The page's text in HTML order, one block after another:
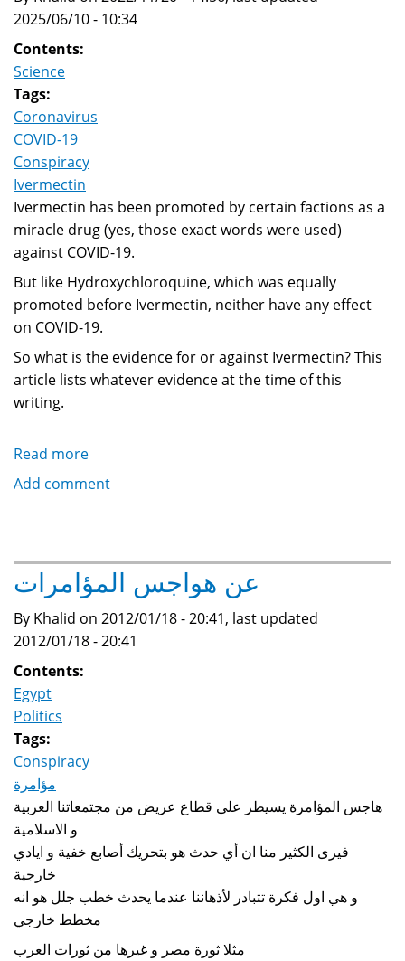
2025/06/10 - 10:34
Contents:
Science
Tags:
Coronavirus
COVID-19
Conspiracy
Ivermectin
Ivermectin has been promoted by certain factions as a
miracle drug (yes, those exact words were used)
against COVID-19.
But like Hydroxychloroquine, which was equally
promoted before Ivermectin, neither have any effect
on COVID-19.
So what is the evidence for or against Ivermectin? This
article lists whatever evidence at the time of this
writing.
Read more
Evidence
For
COVID-
19
Add comment
عن هواجس المؤامرات
By Khalid on 2012/01/18 - 20:41, last updated
2012/01/18 - 20:41
Contents:
Egypt
Politics
Tags:
Conspiracy
مؤامرة
هاجس المؤامرة يسيطر على قطاع عريض من مجتمعاتنا العربية
و الاسلامية
فيرى الكثير منا ان أي حدث هو بتحريك أصابع خفية و ايادي
خارجية
و هي اول فكرة تتبادر لأذهاننا عندما يحدث خطب جلل هو انه
مخطط خارجي
مثلا ثورة مصر و غيرها من ثورات العرب